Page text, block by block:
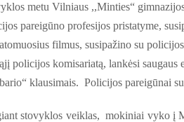
metu Vilniaus ,,Minties“
pareigūno profesijos pristatyme,
filmus, susipažino su
policijos komisariatą, lankėsi
klausimais. Policijos pareigūnai
stovyklos veiklas, mokiniai vyko į